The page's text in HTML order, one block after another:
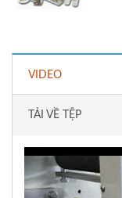
VIDEO
TẢI VỀ TỆP